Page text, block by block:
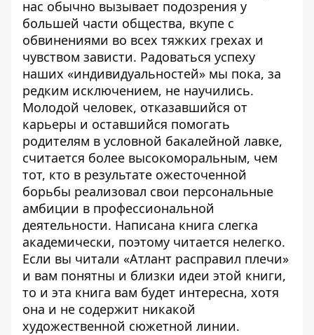
нас обычно вызывает подозрения у
большей части общества, вкупе с
обвинениями во всех тяжких грехах и
чувством зависти. Радоваться успеху
наших «индивидуальностей» мы пока, за
редким исключением, не научились.
Молодой человек, отказавшийся от
карьеры и оставшийся помогать
родителям в условной бакалейной лавке,
считается более высокоморальным, чем
тот, кто в результате ожесточенной
борьбы реализовал свои персональные
амбиции в профессиональной
деятельности. Написана книга слегка
академически, поэтому читается нелегко.
Если вы читали «Атлант расправил плечи»
и вам понятны и близки идеи этой книги,
то и эта книга вам будет интересна, хотя
она и не содержит никакой
художественной сюжетной линии.